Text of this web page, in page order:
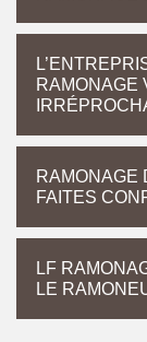
RAMONAGE
RAMONAGE
FAITES
LF
LE